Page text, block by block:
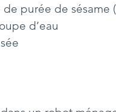
de purée de sésame
à soupe d’eau